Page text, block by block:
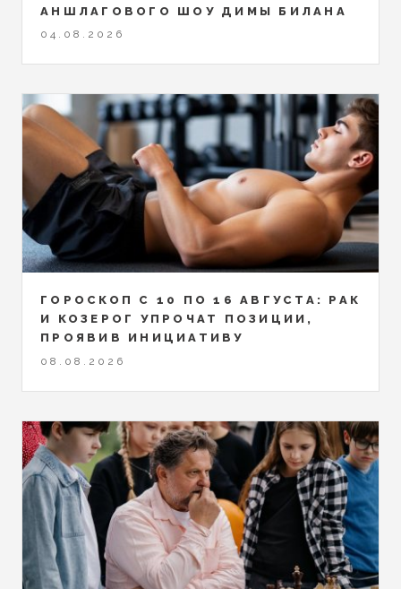
АНШЛАГОВОГО ШОУ ДИМЫ БИЛАНА
04.08.2026
ГОРОСКОП С 10 ПО 16 АВГУСТА: РАК
И КОЗЕРОГ УПРОЧАТ ПОЗИЦИИ,
ПРОЯВИВ ИНИЦИАТИВУ
08.08.2026